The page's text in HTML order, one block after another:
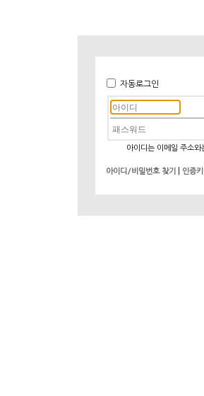
자동로그인
아이디는 이메일 주소와
아이디/비밀번호 찾기 인증